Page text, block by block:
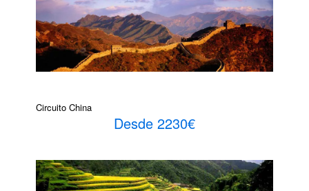
Circuito China
Desde 2230€